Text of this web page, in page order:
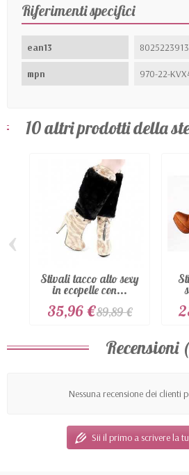
Riferimenti specifici
ean13
mpn 970-22-
10 altri prodotti della
Stivali tacco alto sexy
in ecopelle con...
35,96 €89,89 €
‹
Recensioni
Nessuna recensione dei clienti
Sii il primo a scrivere la